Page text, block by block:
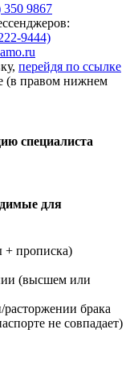
350 9867
9444)
перейдя по ссылке
(в правом нижнем
специалиста
для
+ прописка)
(высшем или
брака
не совпадает)